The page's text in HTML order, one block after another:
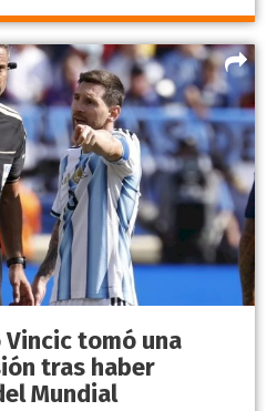
tomó una
tras haber
Mundial